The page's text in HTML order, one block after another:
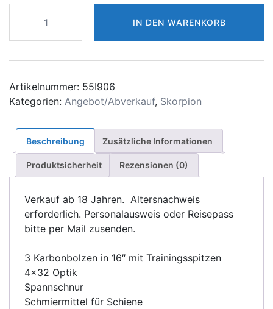
ARMBRUST
XBH
IN DEN WARENKORB
Artikelnummer: 55I906
Kategorien: Angebot/Abverkauf, Skorpion
Beschreibung Zusätzliche Informationen
Produktsicherheit Rezensionen (0)
Verkauf ab 18 Jahren. Altersnachweis
erforderlich. Personalausweis oder Reisepass
bitte per Mail zusenden.
3 Karbonbolzen in 16″ mit Trainingsspitzen
4×32 Optik
Spannschnur
Schmiermittel für Schiene